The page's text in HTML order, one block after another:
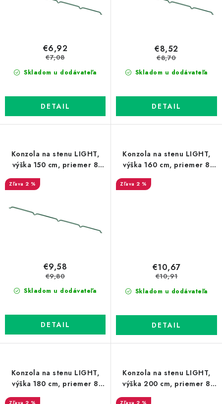
Skladom u dodávateľa
€6,92
€7,08
DETAIL
Skladom u dodávateľa
€8,52
€8,70
DETAIL
Konzola na stenu LIGHT,
výška 150 cm, priemer 8
mm, zelená
2 %
Skladom u dodávateľa
€9,58
€9,80
DETAIL
Konzola na stenu LIGHT,
výška 160 cm, priemer 8
mm, zelená
2 %
Skladom u dodávateľa
€10,67
€10,91
DETAIL
Konzola na stenu LIGHT,
výška 180 cm, priemer 8
Konzola na stenu LIGHT,
výška 200 cm, priemer 8